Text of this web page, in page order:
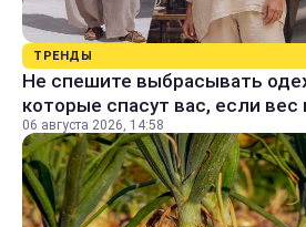
ТРЕНДЫ
Не спешите выбрасывать
которые спасут вас, если
06 августа 2026, 14:58